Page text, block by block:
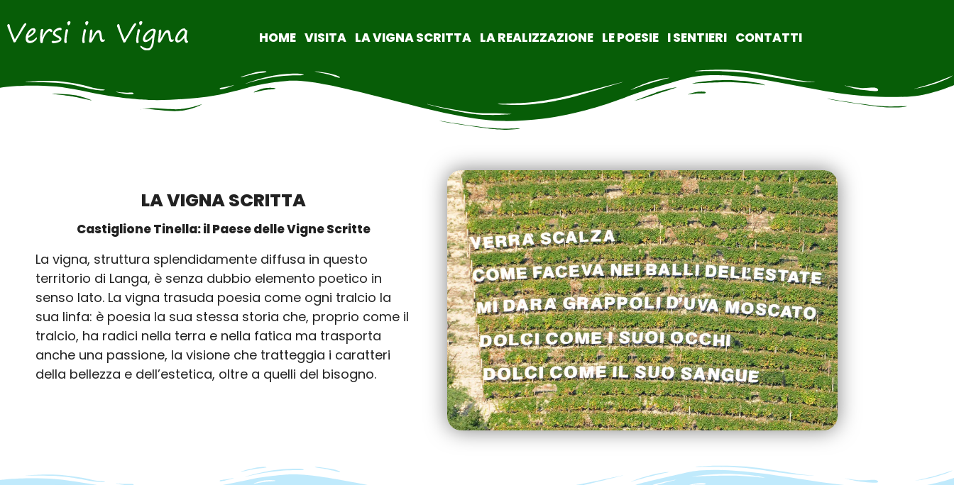
HOME VISITA LA VIGNA SCRITTA LA REALIZZAZIONE LE POESIE I SENTIERI CONTATTI
LA VIGNA SCRITTA
Castiglione Tinella: il Paese delle Vigne Scritte
La vigna, struttura splendidamente diffusa in questo
territorio di Langa, è senza dubbio elemento poetico in
senso lato. La vigna trasuda poesia come ogni tralcio la
sua linfa: è poesia la sua stessa storia che, proprio come il
tralcio, ha radici nella terra e nella fatica ma trasporta
anche una passione, la visione che tratteggia i caratteri
della bellezza e dell’estetica, oltre a quelli del bisogno.